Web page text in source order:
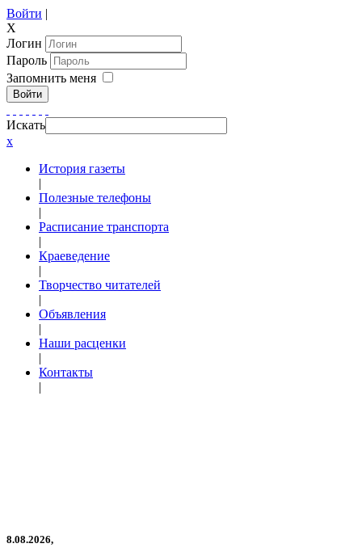
Войти |
X
Логин
Пароль
Запомнить меня
Войти
Искать
x
История газеты
|
Полезные телефоны
|
Расписание транспорта
|
Краеведение
|
Творчество читателей
|
Объявления
|
Наши расценки
|
Контакты
|
8.08.2026,